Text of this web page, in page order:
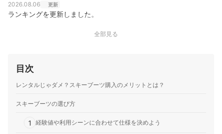
2026.08.06 更新
ランキングを更新しました。
全部見る
目次
レンタルじゃダメ？スキーブーツ購入のメリットとは？
スキーブーツの選び方
1 経験値や利用シーンに合わせて仕様を決めよう